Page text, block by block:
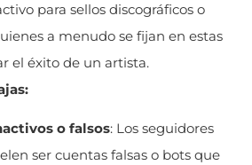
para sellos discográficos o
a menudo se fijan en estas
el éxito de un artista.
o falsos: Los seguidores
ser cuentas falsas o bots que